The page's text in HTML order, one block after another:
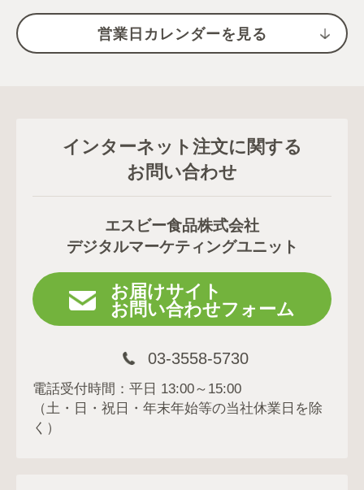
営業日カレンダーを見る
インターネット注文に関する
お問い合わせ
エスビー食品株式会社
デジタルマーケティングユニット
お届けサイト
お問い合わせフォーム
03-3558-5730
電話受付時間：平日 13:00～15:00
（土・日・祝日・年末年始等の当社休業日を除
く）